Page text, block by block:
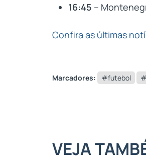
16:45 –
Confira as últimas
Marcadores: #futebol
VEJA